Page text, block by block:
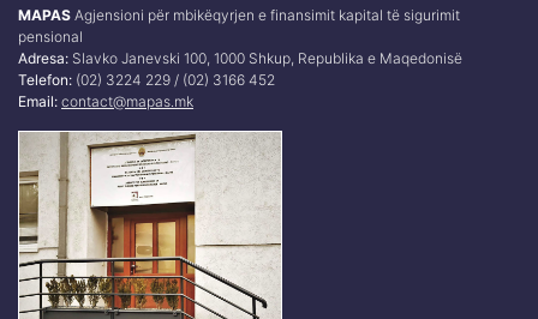
MAPAS Agjensioni për mbikëqyrjen e finansimit kapital të sigurimit
pensional
Adresa: Slavko Janevski 100, 1000 Shkup, Republika e Maqedonisë
Telefon: (02) 3224 229 / (02) 3166 452
Email: contact@mapas.mk